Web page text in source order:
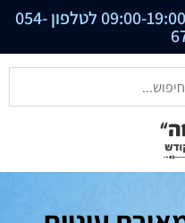
054-